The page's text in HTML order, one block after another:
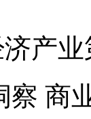
产
察 商